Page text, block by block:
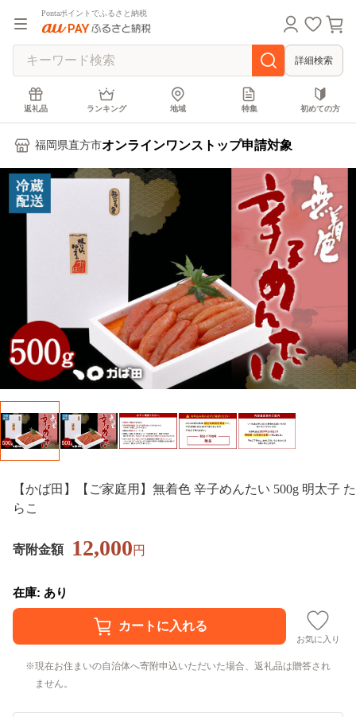
Pontaポイントでふるさと納税
詳細検索
返礼品 ランキング 地域 特集 初めての方
福岡県直方市オンラインワンストップ申請対象
【かば田】【ご家庭用】無着色 辛子めんたい 500g 明太子 た
らこ
寄附金額 12,000円
在庫: あり
お気に入り
現在お住まいの自治体へ寄附申込いただいた場合、返礼品は贈答され
ません。